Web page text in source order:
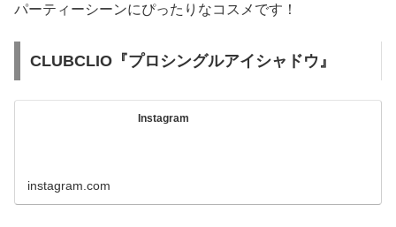
パーティーシーンにぴったりなコスメです！
CLUBCLIO『プロシングルアイシャドウ』
Instagram
instagram.com